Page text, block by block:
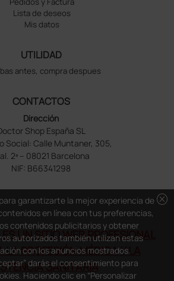
Lista de deseos
Mis datos
UTILIDAD
antes, compra despues
CONTACTOS
Dirección
Shop España SL
Social: Calle Muntaner, 305,
2ª – 08021 Barcelona
NIF: B66341298
UN SITIO WEB PROFESIONAL
PROFESIÓN MÉDICA Y LA
SANITARIA
cancel
garantizarte la mejor experiencia de
en línea con tus preferencias,
contenidos publicitarios y obtener
autorizados también utilizan estas
con los anuncios mostrados.
darás el consentimiento para
Haciendo clic en “Personalizar